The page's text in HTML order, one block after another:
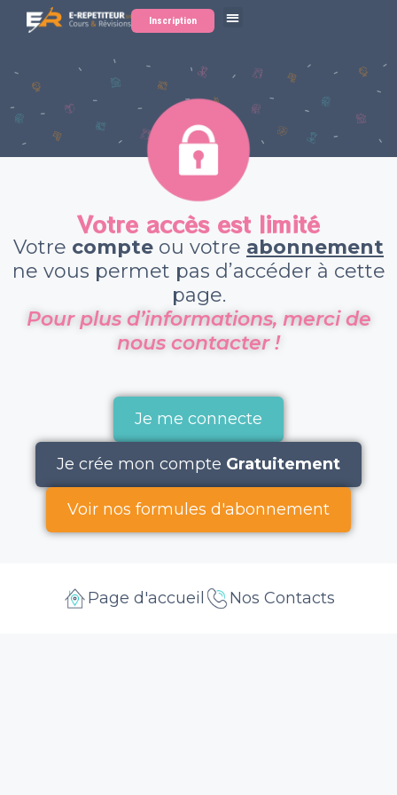
Inscription
Votre accès est limité
Votre compte ou votre abonnement
ne vous permet pas d’accéder à cette
page.
Pour plus d’informations, merci de
nous contacter !
Je me connecte
Je crée mon compte Gratuitement
Voir nos formules d'abonnement
Page d'accueil Nos Contacts